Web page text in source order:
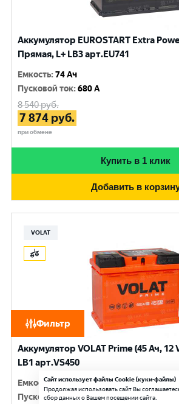
Фильтр
Аккумулятор EUROSTART Extra
Прямая, L+ LB3 арт.EU741
Емкость:74 Ач
Пусковой ток:680 A
8 540руб.
7 874 руб.
при обмене
Купить в 1 клик
Добавить в
VOLAT
Аккумулятор VOLAT Prime (45 Ач, 12
LB1 арт.VS450
Емкость:45 Ач
Пусковой ток:420 A
Сайт использует файлы Cookie (куки-файлы)
Продолжая использовать сайт Вы
сбор данных о Вашем посещении сайта.